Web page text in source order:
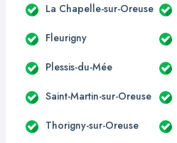
La Chapelle-sur-Oreuse
Fleurigny
Plessis-du-Mée
Saint-Martin-sur-Oreuse
Thorigny-sur-Oreuse